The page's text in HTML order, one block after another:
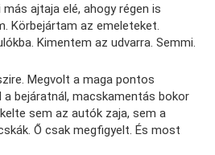
ajtaja elé, ahogy régen is
Körbejártam az emeleteket.
Kimentem az udvarra. Semmi.
Megvolt a maga pontos
a bejáratnál, macskamentás bokor
sem az autók zaja, sem a
Ő csak megfigyelt. És most